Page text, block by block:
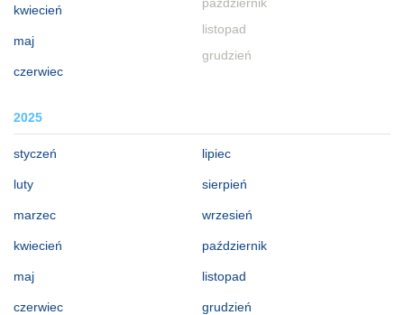
kwiecień
maj
czerwiec
listopad
grudzień
2025
styczeń
luty
marzec
kwiecień
maj
czerwiec
lipiec
sierpień
wrzesień
październik
listopad
grudzień